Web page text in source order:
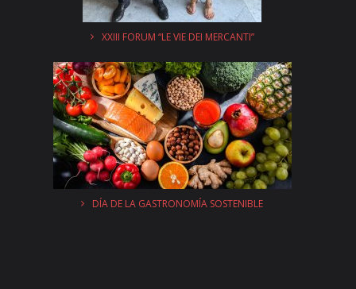
XXIII FORUM “LE VIE DEI MERCANTI”
DÍA DE LA GASTRONOMÍA SOSTENIBLE